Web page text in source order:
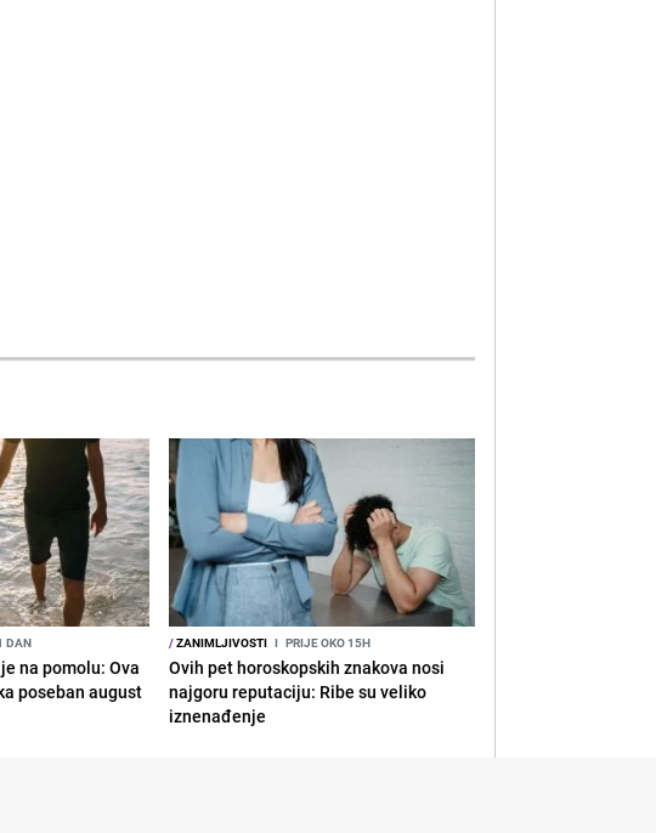
DAN
na pomolu: Ova
poseban august
/ZANIMLJIVOSTI I PRIJE OKO 15H
Ovih pet horoskopskih znakova nosi
najgoru reputaciju: Ribe su veliko
iznenađenje